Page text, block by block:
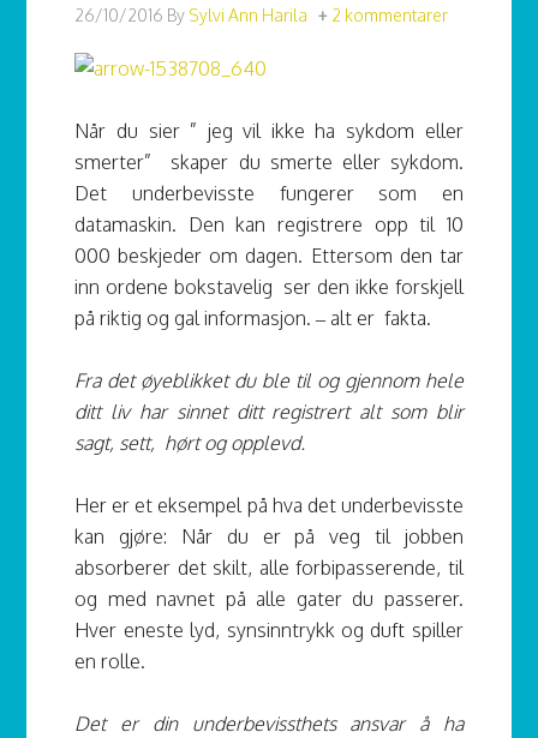
26/10/2016 By Sylvi Ann Harila 2 kommentarer
Når du sier ” jeg vil ikke ha sykdom eller
smerter” skaper du smerte eller sykdom.
Det underbevisste fungerer som en
datamaskin. Den kan registrere opp til 10
000 beskjeder om dagen. Ettersom den tar
inn ordene bokstavelig ser den ikke forskjell
på riktig og gal informasjon. – alt er fakta.
Fra det øyeblikket du ble til og gjennom hele
ditt liv har sinnet ditt registrert alt som blir
sagt, sett, hørt og opplevd.
Her er et eksempel på hva det underbevisste
kan gjøre: Når du er på veg til jobben
absorberer det skilt, alle forbipasserende, til
og med navnet på alle gater du passerer.
Hver eneste lyd, synsinntrykk og duft spiller
en rolle.
Det er din underbevissthets ansvar å ha